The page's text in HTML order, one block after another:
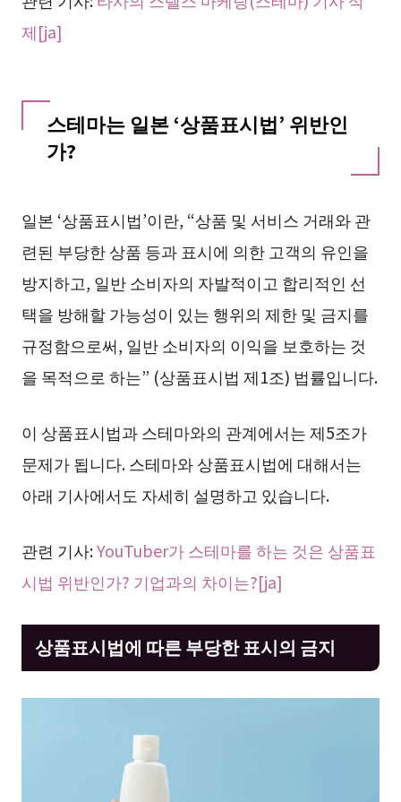
제[ja]
스테마는 일본 ‘상품표시법’ 위반인
가?
일본 ‘상품표시법’이란, “상품 및 서비스 거래와 관
련된 부당한 상품 등과 표시에 의한 고객의 유인을
방지하고, 일반 소비자의 자발적이고 합리적인 선
택을 방해할 가능성이 있는 행위의 제한 및 금지를
규정함으로써, 일반 소비자의 이익을 보호하는 것
을 목적으로 하는” (상품표시법 제1조) 법률입니다.
이 상품표시법과 스테마와의 관계에서는 제5조가
문제가 됩니다. 스테마와 상품표시법에 대해서는
아래 기사에서도 자세히 설명하고 있습니다.
관련 기사:YouTuber가 스테마를 하는 것은 상품표
시법 위반인가? 기업과의 차이는?[ja]
상품표시법에 따른 부당한 표시의 금지